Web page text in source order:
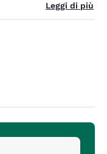
Leggi di più